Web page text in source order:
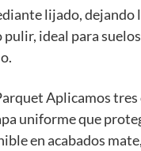
lijado, dejando
pulir, ideal para
Aplicamos tres
uniforme que
en acabados